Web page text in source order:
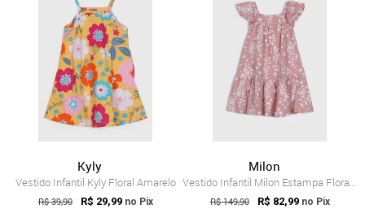
Kyly
Vestido Infantil Kyly Floral Amarelo
R$ 39,90 R$ 29,99 no Pix
Milon
Vestido Infantil Milon Estampa Floral Rosa
R$ 149,90 R$ 82,99 no Pix